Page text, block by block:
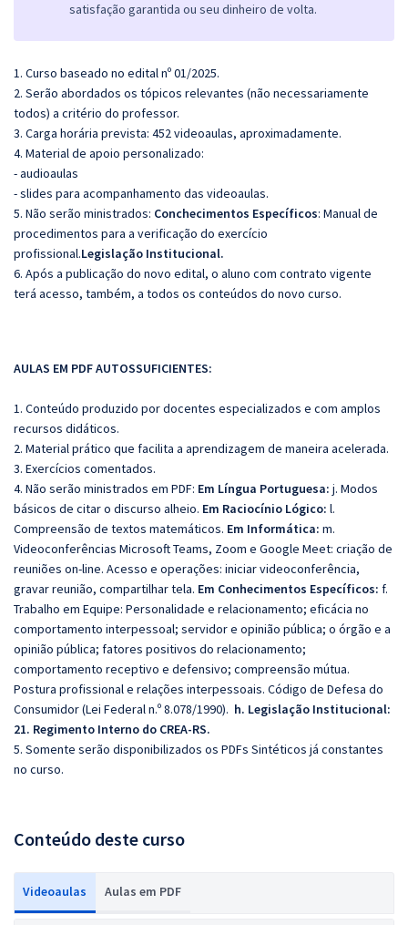
satisfação garantida ou seu dinheiro de volta.
1. Curso baseado no edital nº 01/2025.
2. Serão abordados os tópicos relevantes (não necessariamente
todos) a critério do professor.
3. Carga horária prevista: 452 videoaulas, aproximadamente.
4. Material de apoio personalizado:
- audioaulas
- slides para acompanhamento das videoaulas.
5. Não serão ministrados: Conchecimentos Específicos: Manual de
procedimentos para a verificação do exercício
profissional.Legislação Institucional.
6. Após a publicação do novo edital, o aluno com contrato vigente
terá acesso, também, a todos os conteúdos do novo curso.
AULAS EM PDF AUTOSSUFICIENTES:
1. Conteúdo produzido por docentes especializados e com amplos
recursos didáticos.
2. Material prático que facilita a aprendizagem de maneira acelerada.
3. Exercícios comentados.
4. Não serão ministrados em PDF: Em Língua Portuguesa: j. Modos
básicos de citar o discurso alheio. Em Raciocínio Lógico: l.
Compreensão de textos matemáticos. Em Informática: m.
Videoconferências Microsoft Teams, Zoom e Google Meet: criação de
reuniões on-line. Acesso e operações: iniciar videoconferência,
gravar reunião, compartilhar tela. Em Conhecimentos Específicos: f.
Trabalho em Equipe: Personalidade e relacionamento; eficácia no
comportamento interpessoal; servidor e opinião pública; o órgão e a
opinião pública; fatores positivos do relacionamento;
comportamento receptivo e defensivo; compreensão mútua.
Postura profissional e relações interpessoais. Código de Defesa do
Consumidor (Lei Federal n.º 8.078/1990). h. Legislação Institucional:
21. Regimento Interno do CREA-RS.
5. Somente serão disponibilizados os PDFs Sintéticos já constantes
no curso.
Conteúdo deste curso
Videoaulas Aulas em PDF